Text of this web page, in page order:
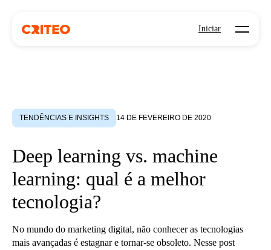
Iniciar Open
TENDÊNCIAS E INSIGHTS 14 DE FEVEREIRO DE 2020
Deep learning vs. machine
learning: qual é a melhor
tecnologia?
No mundo do marketing digital, não conhecer as tecnologias
mais avançadas é estagnar e tornar-se obsoleto. Nesse post